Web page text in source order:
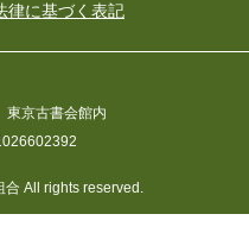
律に基づく表記
京古書会館内
合 All rights reserved.